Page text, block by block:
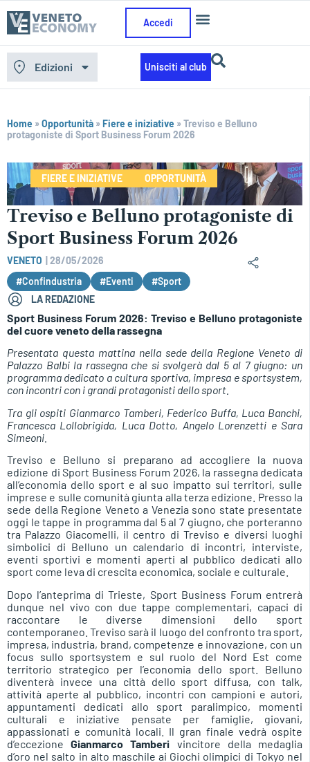
Accedi
Edizioni Unisciti al club
Home »Opportunità »Fiere e iniziative »Treviso e Belluno
protagoniste di Sport Business Forum 2026
FIERE E INIZIATIVE OPPORTUNITÀ
Treviso e Belluno protagoniste di
Sport Business Forum 2026
VENETO
28/05/2026
#Confindustria
#Eventi
#Sport
LA REDAZIONE
Sport Business Forum 2026: Treviso e Belluno protagoniste
del cuore veneto della rassegna
Presentata questa mattina nella sede della Regione Veneto di
Palazzo Balbi la rassegna che si svolgerà dal 5 al 7 giugno: un
programma dedicato a cultura sportiva, impresa e sportsystem,
con incontri con i grandi protagonisti dello sport.
Tra gli ospiti Gianmarco Tamberi, Federico Buffa, Luca Banchi,
Francesca Lollobrigida, Luca Dotto, Angelo Lorenzetti e Sara
Simeoni.
Treviso e Belluno si preparano ad accogliere la nuova
edizione di Sport Business Forum 2026, la rassegna dedicata
all’economia dello sport e al suo impatto sui territori, sulle
imprese e sulle comunità giunta alla terza edizione. Presso la
sede della Regione Veneto a Venezia sono state presentate
oggi le tappe in programma dal 5 al 7 giugno, che porteranno
tra Palazzo Giacomelli, il centro di Treviso e diversi luoghi
simbolici di Belluno un calendario di incontri, interviste,
eventi sportivi e momenti aperti al pubblico dedicati allo
sport come leva di crescita economica, sociale e culturale.
Dopo l’anteprima di Trieste, Sport Business Forum entrerà
dunque nel vivo con due tappe complementari, capaci di
raccontare le diverse dimensioni dello sport
contemporaneo. Treviso sarà il luogo del confronto tra sport,
impresa, industria, brand, competenze e innovazione, con un
focus sullo sportsystem e sul ruolo del Nord Est come
territorio strategico per l’economia dello sport. Belluno
diventerà invece una città dello sport diffusa, con talk,
attività aperte al pubblico, incontri con campioni e autori,
appuntamenti dedicati allo sport paralimpico, momenti
culturali e iniziative pensate per famiglie, giovani,
appassionati e comunità locali. Il gran finale vedrà ospite
d’eccezioneGianmarco Tamberi vincitore della medaglia
d’oro nel salto in alto maschile ai Giochi olimpici di Tokyo nel